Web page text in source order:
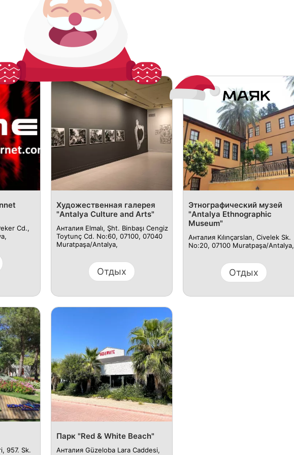
Cd.,
Художественная галерея
"Antalya Culture and Arts"
Анталия Elmalı, Şht. Binbaşı Cengiz
Toytunç Cd. No:60, 07100, 07040
Muratpaşa/Antalya,
Отдых
Этнографический музей
"Antalya Ethnographic
Museum"
Анталия Kılınçarslan, Civelek Sk.
No:20, 07100 Muratpaşa/Antalya,
Отдых
957. Sk.
Парк "Red & White Beach"
Анталия Güzeloba Lara Caddesi,